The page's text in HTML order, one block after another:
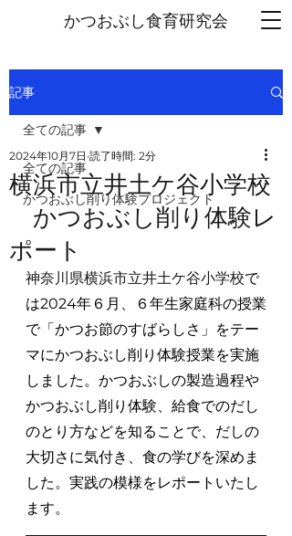
かつおぶし食育研究会
記事
全ての記事
かつおぶし削り体験プロジェクト
全ての記事
横浜市立井土ケ谷小学校
かつおぶし削り体験レ
ポート
2024年10月7日 読了時間: 2分
神奈川県横浜市立井土ケ谷小学校で
は2024年６月、６年生家庭科の授業
で「かつお節のすばらしさ」をテー
マにかつおぶし削り体験授業を実施
しました。かつおぶしの製造過程や
かつおぶし削り体験、給食でのだし
のとり方などを知ることで、だしの
大切さに気付き、食の学びを深めま
した。実践の模様をレポートいたし
ます。